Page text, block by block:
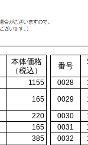
本体価格
（税込）
番号
1155 0028
165 0029
220 0030
165 0031
385 0032